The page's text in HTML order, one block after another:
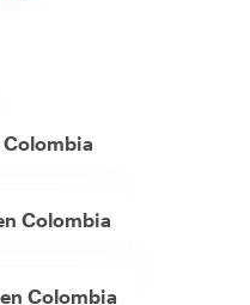
Colombia
Colombia
Colombia